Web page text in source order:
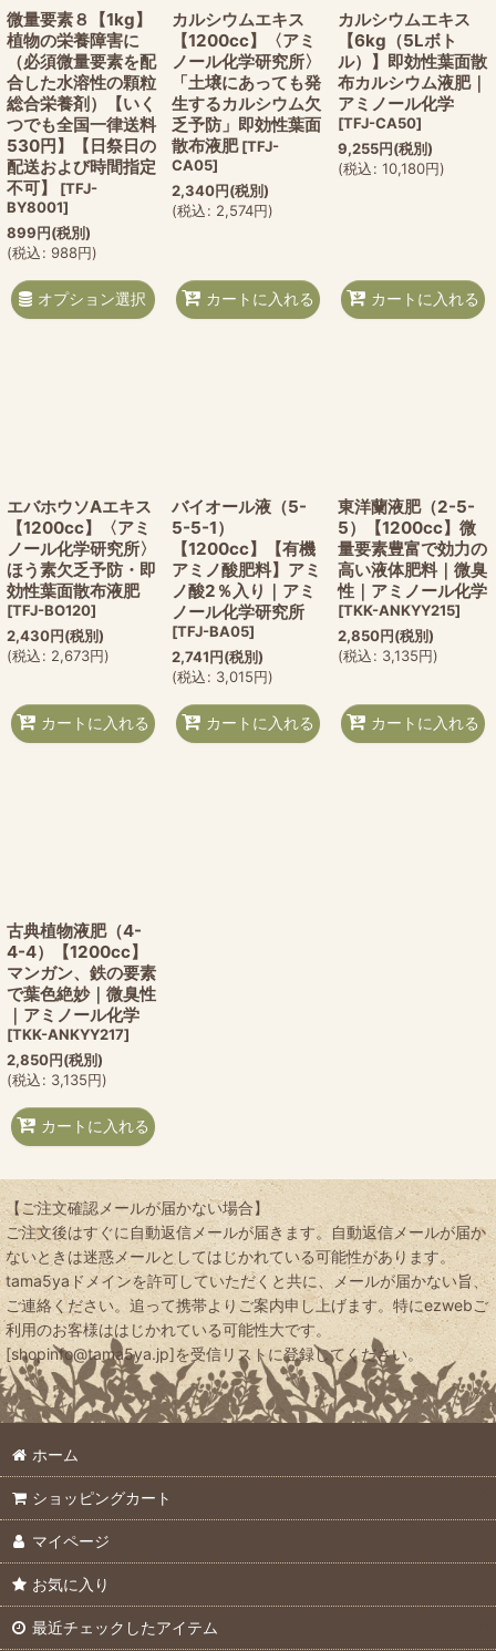
微量要素８【1kg】
植物の栄養障害に
（必須微量要素を配
合した水溶性の顆粒
総合栄養剤）【いく
つでも全国一律送料
530円】【日祭日の
配送および時間指定
不可】
[TFJ-
BY8001]
899円(税別)
(税込: 988円)
オプション選択
カルシウムエキス
【1200cc】〈アミ
ノール化学研究所〉
「土壌にあっても発
生するカルシウム欠
乏予防」即効性葉面
散布液肥 [TFJ-
CA05]
2,340円(税別)
(税込: 2,574円)
カートに入れる
カルシウムエキス
【6kg（5Lボト
ル）】即効性葉面散
布カルシウム液肥｜
アミノール化学
[TFJ-CA50]
9,255円(税別)
(税込: 10,180円)
カートに入れる
エバホウソAエキス
【1200cc】〈アミ
ノール化学研究所〉
ほう素欠乏予防・即
効性葉面散布液肥
[TFJ-BO120]
2,430円(税別)
(税込: 2,673円)
カートに入れる
バイオール液（5-
5-5-1）
【1200cc】【有機
アミノ酸肥料】アミ
ノ酸2％入り｜アミ
ノール化学研究所
[TFJ-BA05]
2,741円(税別)
(税込: 3,015円)
カートに入れる
東洋蘭液肥（2-5-
5）【1200cc】微
量要素豊富で効力の
高い液体肥料｜微臭
性｜アミノール化学
[TKK-ANKYY215]
2,850円(税別)
(税込: 3,135円)
カートに入れる
古典植物液肥（4-
4-4）【1200cc】
マンガン、鉄の要素
で葉色絶妙｜微臭性
｜アミノール化学
[TKK-ANKYY217]
2,850円(税別)
(税込: 3,135円)
カートに入れる
【ご注文確認メールが届かない場合】
ご注文後はすぐに自動返信メールが届きます。自動返信メールが届か
ないときは迷惑メールとしてはじかれている可能性があります。
tama5yaドメインを許可していただくと共に、メールが届かない旨、
ご連絡ください。追って携帯よりご案内申し上げます。特にezwebご
利用のお客様ははじかれている可能性大です。
[shopinfo@tama5ya.jp]を受信リストに登録してください。
ホーム
ショッピングカート
マイページ
お気に入り
最近チェックしたアイテム